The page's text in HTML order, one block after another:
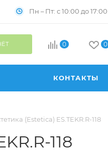
Пн – Пт: с 10:00 до 17:00
0 0
КОНТАКТЫ
(Estetica) ES.TEKR.R-118
118